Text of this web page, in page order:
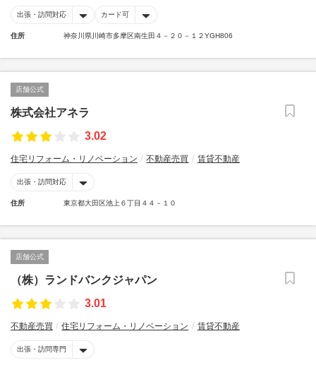
出張・訪問対応 カード可
住所 神奈川県川崎市多摩区南生田４－２０－１２YGH806
店舗公式
株式会社アネラ
3.02
住宅リフォーム・リノベーション 不動産売買 賃貸不動産
出張・訪問対応
住所 東京都大田区池上６丁目４４－１０
店舗公式
（株）ランドバンクジャパン
3.01
不動産売買 住宅リフォーム・リノベーション 賃貸不動産
出張・訪問専門